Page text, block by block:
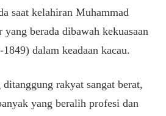
saat kelahiran Muhammad
berada dibawah kekuasaan
dalam keadaan kacau.
rakyat sangat berat,
yang beralih profesi dan